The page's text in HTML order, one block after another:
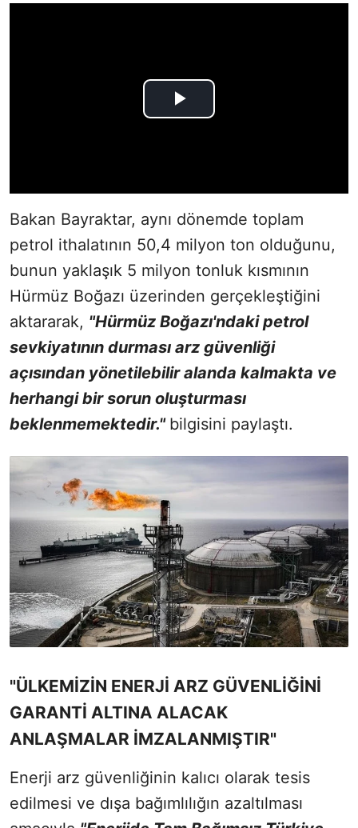
Bakan Bayraktar, aynı dönemde toplam
petrol ithalatının 50,4 milyon ton olduğunu,
bunun yaklaşık 5 milyon tonluk kısmının
Hürmüz Boğazı üzerinden gerçekleştiğini
aktararak, "Hürmüz Boğazı'ndaki petrol
sevkiyatının durması arz güvenliği
açısından yönetilebilir alanda kalmakta ve
herhangi bir sorun oluşturması
beklenmemektedir." bilgisini paylaştı.
"ÜLKEMİZİN ENERJİ ARZ GÜVENLİĞİNİ
GARANTİ ALTINA ALACAK
ANLAŞMALAR İMZALANMIŞTIR"
Enerji arz güvenliğinin kalıcı olarak tesis
edilmesi ve dışa bağımlılığın azaltılması